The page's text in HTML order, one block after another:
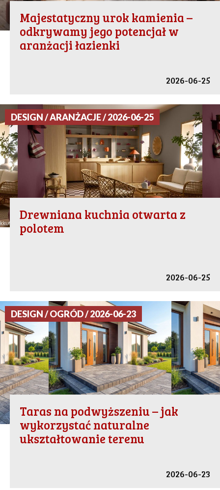
Majestatyczny urok kamienia –
odkrywamy jego potencjał w
aranżacji łazienki
2026-06-25
DESIGN / ARANŻACJE / 2026-06-25
Drewniana kuchnia otwarta z
polotem
2026-06-25
DESIGN / OGRÓD / 2026-06-23
Taras na podwyższeniu – jak
wykorzystać naturalne
ukształtowanie terenu
2026-06-23